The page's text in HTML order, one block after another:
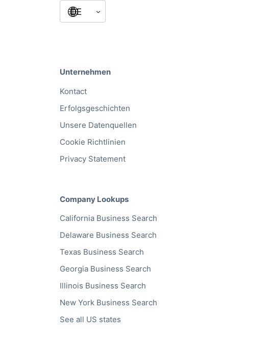
Unternehmen
Kontact
Erfolgsgeschichten
Unsere Datenquellen
Cookie Richtlinien
Privacy Statement
Company Lookups
California Business Search
Delaware Business Search
Texas Business Search
Georgia Business Search
Illinois Business Search
New York Business Search
See all US states